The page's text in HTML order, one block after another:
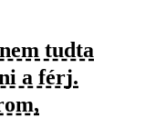
tudta
a férj.